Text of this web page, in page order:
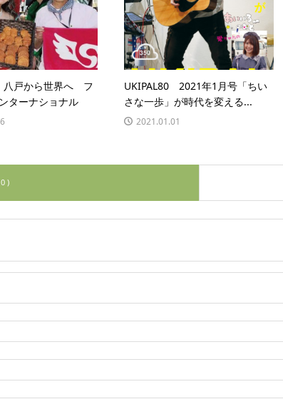
戸から世界へ フ
ターナショナル
UKIPAL80 2021年1月号「ちい
さな一歩」が時代を変える...
2021.01.01
)